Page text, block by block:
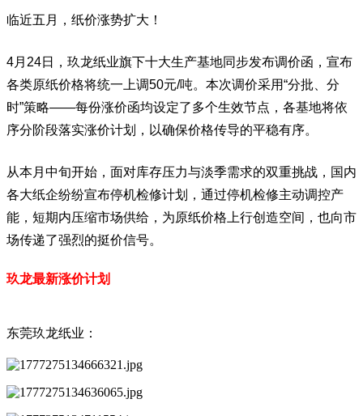
临近五月，纸价涨势扩大！
4月24日，玖龙纸业旗下十大生产基地同步发布调价函，宣布
各类原纸价格将统一上调50元/吨。本次调价采用“分批、分
时”策略——每份涨价函均设定了多个生效节点，各基地将依
序分阶段落实涨价计划，以确保价格传导的平稳有序。
从本月中旬开始，面对库存压力与淡季需求的双重挑战，国内
各大纸企纷纷宣布停机检修计划，通过停机检修主动调控产
能，短期内压缩市场供给，为原纸价格上行创造空间，也向市
场传递了强烈的挺价信号。
玖龙最新涨价计划
东莞玖龙纸业：